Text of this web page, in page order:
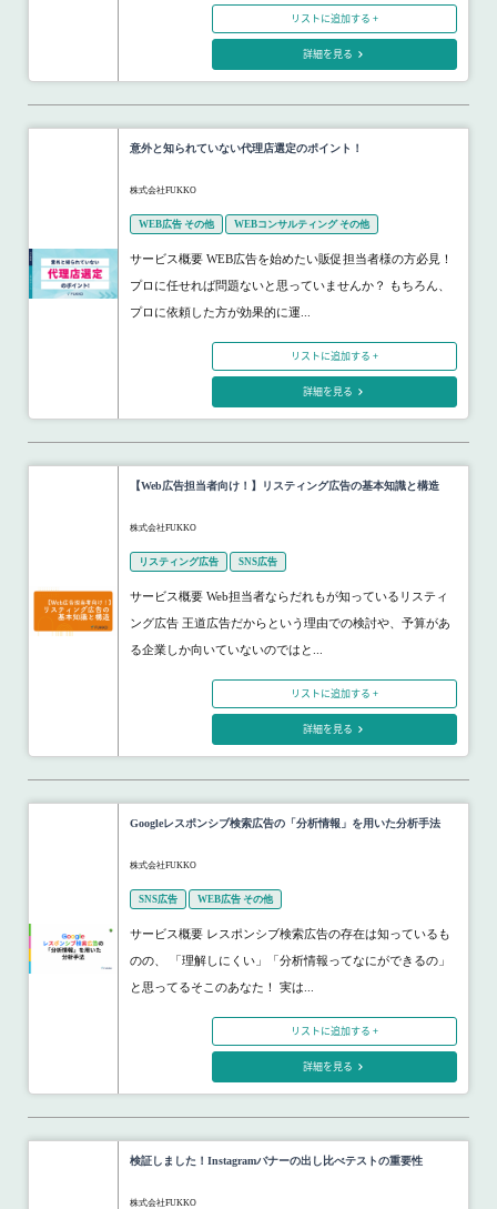
リストに追加する +
詳細を見る
意外と知られていない代理店選定のポイント！
株式会社FUKKO
WEB広告 その他 WEBコンサルティング その他
サービス概要 WEB広告を始めたい販促担当者様の方必見！
プロに任せれば問題ないと思っていませんか？ もちろん、
プロに依頼した方が効果的に運...
リストに追加する +
詳細を見る
【Web広告担当者向け！】リスティング広告の基本知識と構造
株式会社FUKKO
リスティング広告 SNS広告
サービス概要 Web担当者ならだれもが知っているリスティ
ング広告 王道広告だからという理由での検討や、予算があ
る企業しか向いていないのではと...
リストに追加する +
詳細を見る
Googleレスポンシブ検索広告の「分析情報」を用いた分析手法
株式会社FUKKO
SNS広告 WEB広告 その他
サービス概要 レスポンシブ検索広告の存在は知っているも
のの、 「理解しにくい」「分析情報ってなにができるの」
と思ってるそこのあなた！ 実は...
リストに追加する +
詳細を見る
検証しました！Instagramバナーの出し比べテストの重要性
株式会社FUKKO